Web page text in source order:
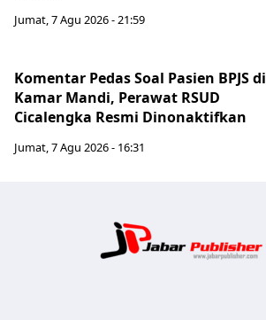
Jumat, 7 Agu 2026 - 21:59
Komentar Pedas Soal Pasien BPJS di
Kamar Mandi, Perawat RSUD
Cicalengka Resmi Dinonaktifkan
Jumat, 7 Agu 2026 - 16:31